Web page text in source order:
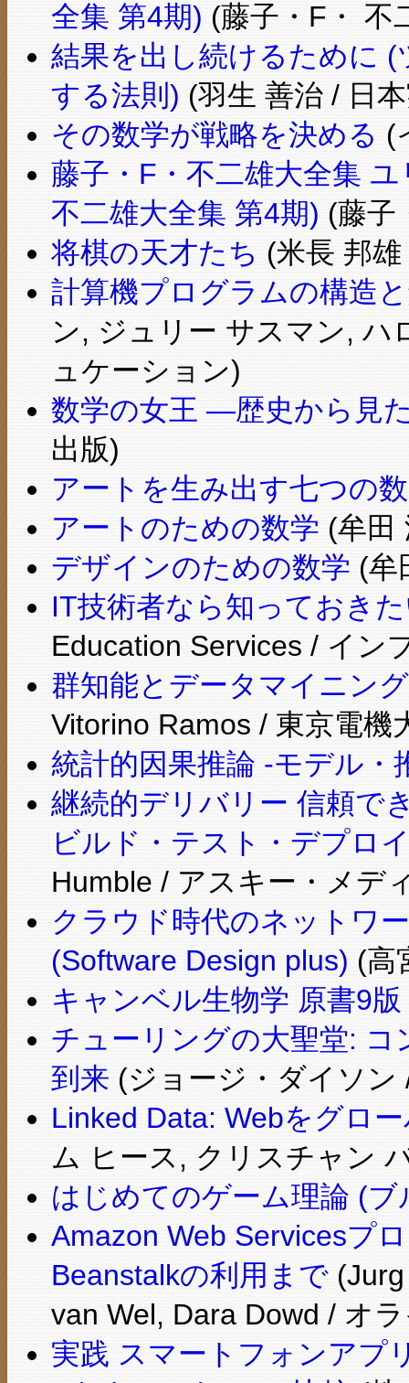
全集 第4期) (藤子・F・ 不
結果を出し続けるために
する法則) (羽生 善治 / 日
その数学が戦略を決める (
藤子・F・不二雄大全集
不二雄大全集 第4期) (藤子
将棋の天才たち (米長 邦
計算機プログラムの構造
ン, ジュリー サスマン,
ュケーション)
数学の女王 ―歴史から見
出版)
アートを生み出す七つの
アートのための数学 (牟田
デザインのための数学 (牟
IT技術者なら知っておき
Education Services / イン
群知能とデータマイニング
Vitorino Ramos / 東京電機
統計的因果推論 -モデル・
継続的デリバリー 信頼で
ビルド・テスト・デプロ
Humble / アスキー・メデ
クラウド時代のネットワ
(Software Design plus) (高
キャンベル生物学 原書9版
チューリングの大聖堂:
到来 (ジョージ・ダイソン
Linked Data: Webをグロ
ム ヒース, クリスチャン
はじめてのゲーム理論 (
Amazon Web Servicesプ
Beanstalkの利用まで(Jurg
van Wel, Dara Dowd / オ
実践 スマートフォンアプ